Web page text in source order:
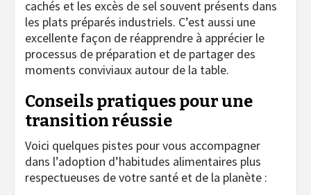
cachés et les excès de sel souvent présents dans
les plats préparés industriels. C’est aussi une
excellente façon de réapprendre à apprécier le
processus de préparation et de partager des
moments conviviaux autour de la table.
Conseils pratiques pour une
transition réussie
Voici quelques pistes pour vous accompagner
dans l’adoption d’habitudes alimentaires plus
respectueuses de votre santé et de la planète :